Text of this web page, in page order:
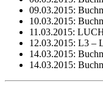
09.03.2015:
10.03.2015:
11.03.2015:
12.03.2015: L3 –
14.03.2015:
14.03.2015: